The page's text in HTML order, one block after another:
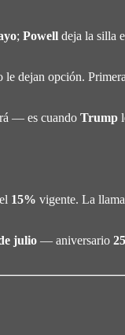
; Powell deja la silla
dejan opción.
— es cuando Trump
15% vigente. La
julio — aniversario